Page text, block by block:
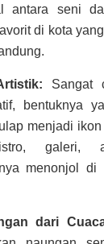
antara seni
di kota
Sangat
bentuknya
menjadi
galeri,
menonjol di
dari